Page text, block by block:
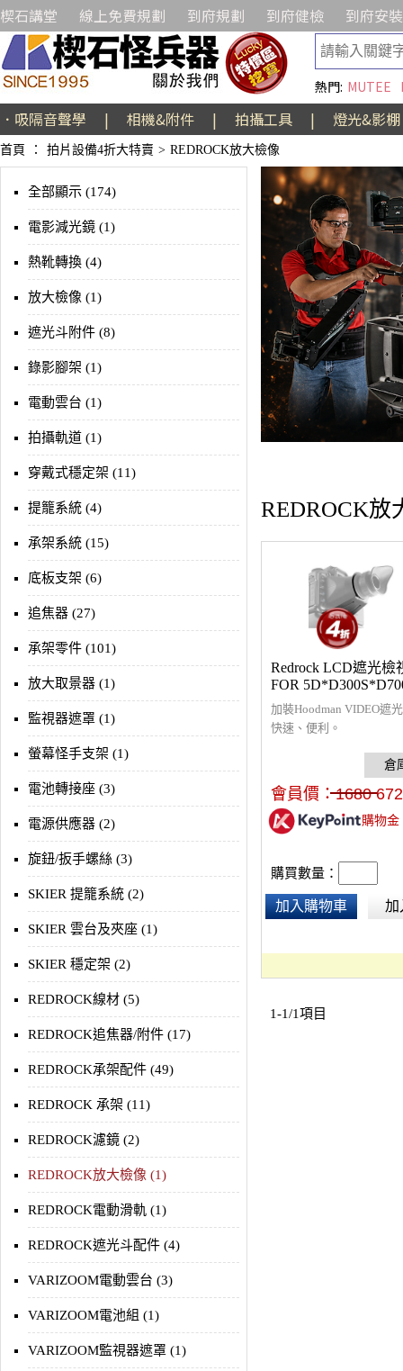
楔石講堂 線上免費規劃 到府規劃 到府健檢 到府安裝
熱門: MUTEE
．吸隔音聲學 | 相機&附件 | 拍攝工具 | 燈光&影棚
首頁 ： 拍片設備4折大特賣 > REDROCK放大檢像
全部顯示 (174)
電影減光鏡 (1)
熱靴轉換 (4)
放大檢像 (1)
遮光斗附件 (8)
錄影腳架 (1)
電動雲台 (1)
拍攝軌道 (1)
穿戴式穩定架 (11)
提籠系統 (4)
承架系統 (15)
底板支架 (6)
追焦器 (27)
承架零件 (101)
放大取景器 (1)
監視器遮罩 (1)
螢幕怪手支架 (1)
電池轉接座 (3)
電源供應器 (2)
旋鈕/扳手螺絲 (3)
SKIER 提籠系統 (2)
SKIER 雲台及夾座 (1)
SKIER 穩定架 (2)
REDROCK線材 (5)
REDROCK追焦器/附件 (17)
REDROCK承架配件 (49)
REDROCK 承架 (11)
REDROCK濾鏡 (2)
REDROCK放大檢像 (1)
REDROCK電動滑軌 (1)
REDROCK遮光斗配件 (4)
VARIZOOM電動雲台 (3)
VARIZOOM電池組 (1)
VARIZOOM監視器遮罩 (1)
REDROCK放
Redrock LCD遮光檢
FOR
加裝Hoodman VIDEO遮
快速、便利。
會員價：1680 672
購物金
購買數量：
加入購物車 加
1-1/1項目